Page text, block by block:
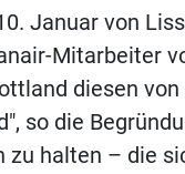
Januar von
Mitarbeiter
diesen
so die
zu halten – die